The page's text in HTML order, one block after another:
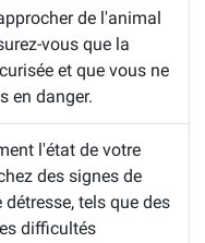
de l'animal
vous que la
et que vous ne
en danger.
l'état de votre
des signes de
détresse, tels que des
difficultés